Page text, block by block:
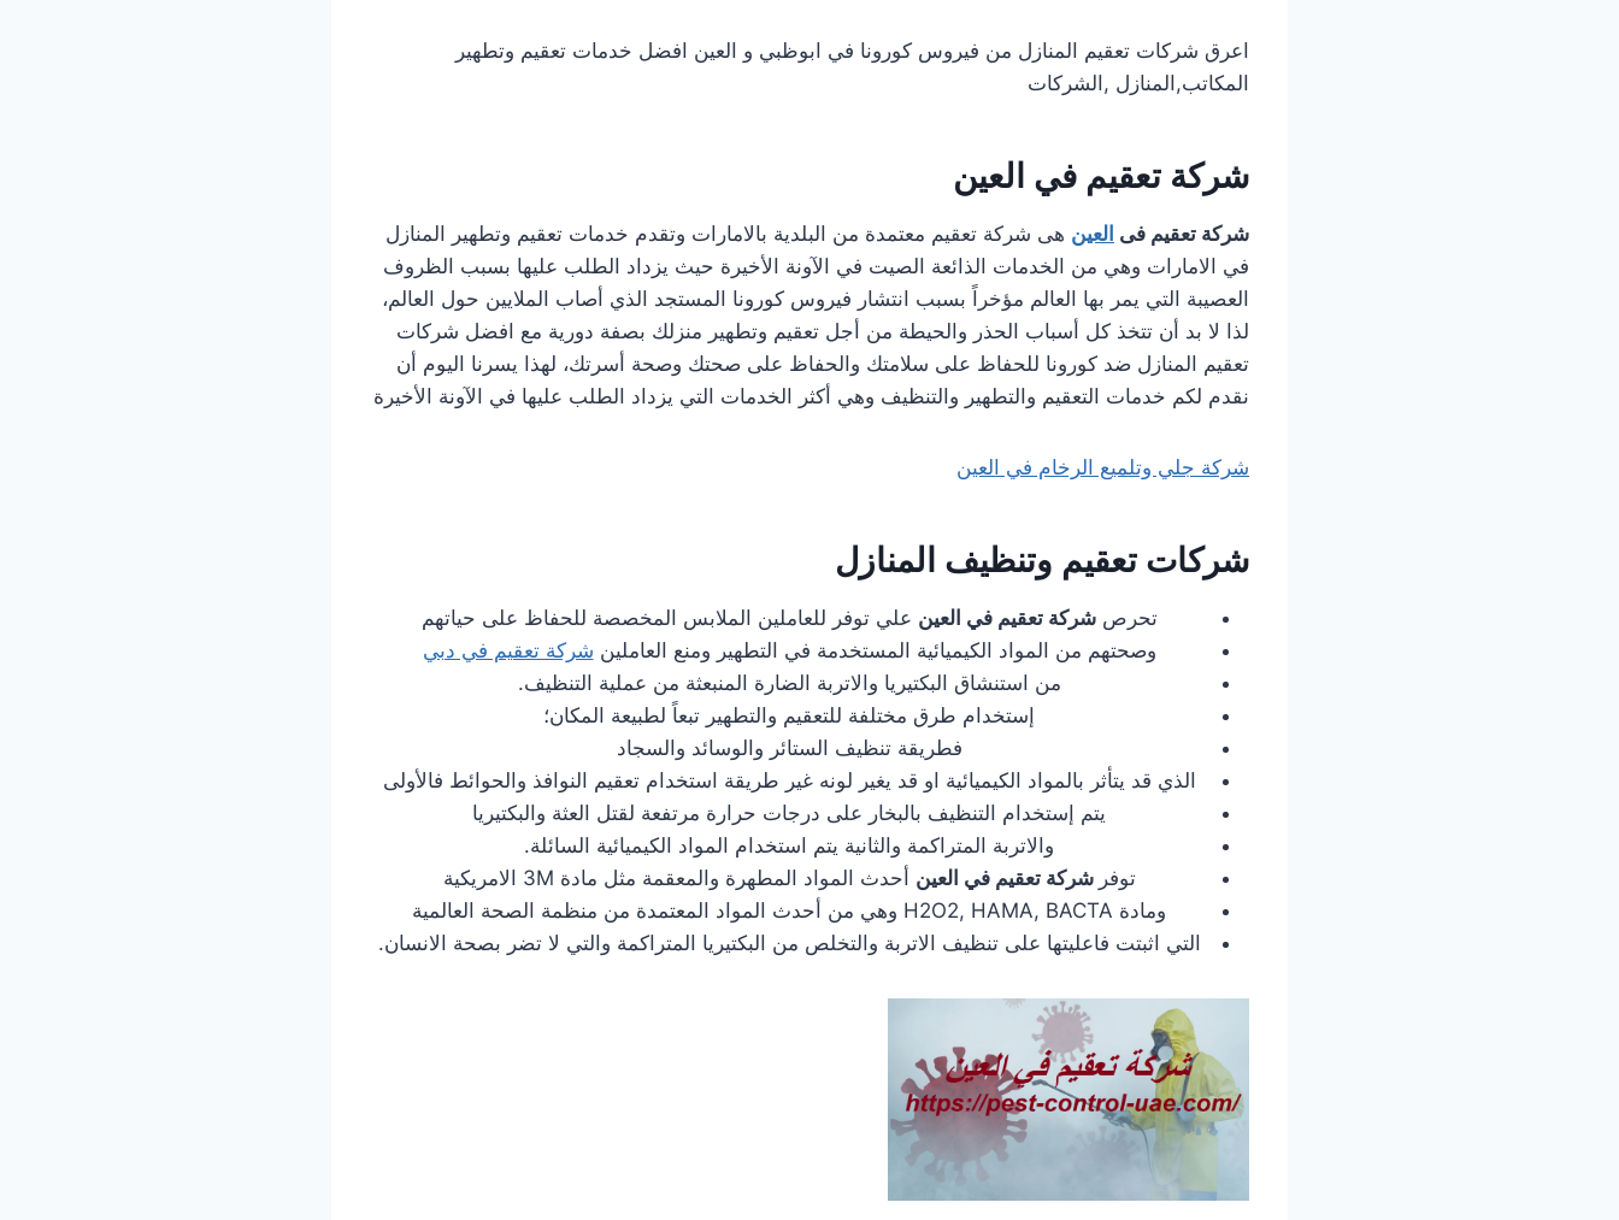
اعرق شركات تعقيم المنازل من فيروس كورونا في ابوظبي و العين افضل خدمات تعقيم وتطهير
المكاتب,المنازل ,الشركات
شركة تعقيم في العين
شركة تعقيم فى العين هى شركة تعقيم معتمدة من البلدية بالامارات وتقدم خدمات تعقيم وتطهير المنازل
في الامارات وهي من الخدمات الذائعة الصيت في الآونة الأخيرة حيث يزداد الطلب عليها بسبب الظروف
العصيبة التي يمر بها العالم مؤخراً بسبب انتشار فيروس كورونا المستجد الذي أصاب الملايين حول العالم،
لذا لا بد أن تتخذ كل أسباب الحذر والحيطة من أجل تعقيم وتطهير منزلك بصفة دورية مع افضل شركات
تعقيم المنازل ضد كورونا للحفاظ على سلامتك والحفاظ على صحتك وصحة أسرتك، لهذا يسرنا اليوم أن
نقدم لكم خدمات التعقيم والتطهير والتنظيف وهي أكثر الخدمات التي يزداد الطلب عليها في الآونة الأخيرة
شركة جلي وتلميع الرخام في العين
شركات تعقيم وتنظيف المنازل
تحرصشركة تعقيم في العين علي توفر للعاملين الملابس المخصصة للحفاظ على حياتهم
وصحتهم من المواد الكيميائية المستخدمة في التطهير ومنع العاملين شركة تعقيم في دبي
من استنشاق البكتيريا والاتربة الضارة المنبعثة من عملية التنظيف.
إستخدام طرق مختلفة للتعقيم والتطهير تبعاً لطبيعة المكان؛
فطريقة تنظيف الستائر والوسائد والسجاد
الذي قد يتأثر بالمواد الكيميائية او قد يغير لونه غير طريقة استخدام تعقيم النوافذ والحوائط فالأولى
يتم إستخدام التنظيف بالبخار على درجات حرارة مرتفعة لقتل العثة والبكتيريا
والاتربة المتراكمة والثانية يتم استخدام المواد الكيميائية السائلة.
توفر شركة تعقيم في العين أحدث المواد المطهرة والمعقمة مثل مادة 3M الامريكية
ومادة H2O2, HAMA, BACTA وهي من أحدث المواد المعتمدة من منظمة الصحة العالمية
التي اثبتت فاعليتها على تنظيف الاتربة والتخلص من البكتيريا المتراكمة والتي لا تضر بصحة الانسان.